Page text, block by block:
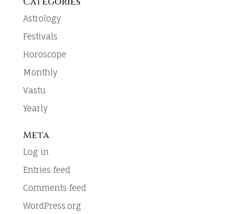
Astrology
Festivals
Horoscope
Monthly
Vastu
Yearly
Meta
Log in
Entries feed
Comments feed
WordPress.org